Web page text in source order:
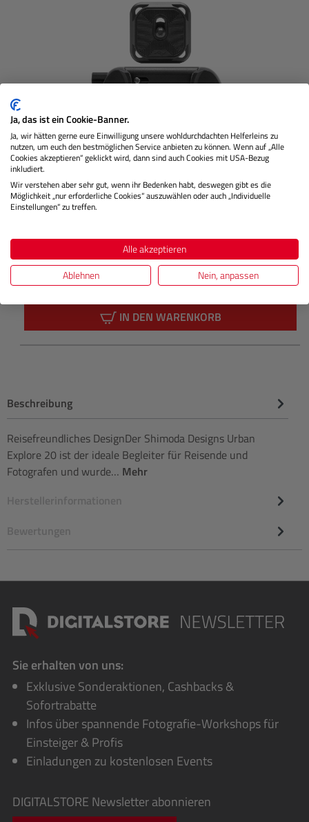
Capture Camera Clip v3 inkl. Platte (Schwarz)
Preis € 79,99
IN DEN WARENKORB
Beschreibung
Reisefreundliches DesignDer Shimoda Designs Urban
Explore 20 ist der ideale Begleiter für Reisende und
Fotografen und wurde… Mehr
Herstellerinformationen
Bewertungen
Sie erhalten von uns:
Exklusive Sonderaktionen, Cashbacks &
Sofortrabatte
Infos über spannende Fotografie-Workshops für
Einsteiger & Profis
Einladungen zu kostenlosen Events
DIGITALSTORE Newsletter abonnieren
Ja, das ist ein Cookie-Banner.
Ja, wir hätten gerne eure Einwilligung unsere wohldurchdachten Helferleins zu
nutzen, um euch den bestmöglichen Service anbieten zu können. Wenn auf „Alle
Cookies akzeptieren“ geklickt wird, dann sind auch Cookies mit USA-Bezug
inkludiert.
Wir verstehen aber sehr gut, wenn ihr Bedenken habt, deswegen gibt es die
Möglichkeit „nur erforderliche Cookies“ auszuwählen oder auch „Individuelle
Einstellungen“ zu treffen.
Alle akzeptieren
Ablehnen
Nein, anpassen